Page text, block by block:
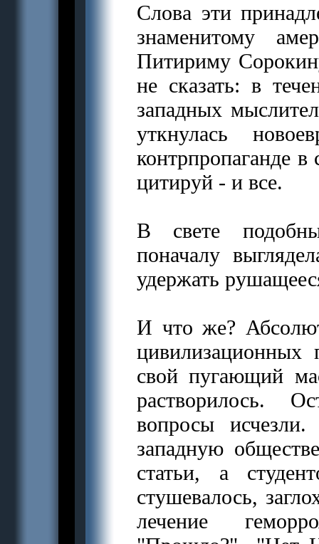
Слова эти
знаменитому
Питириму
не сказать: в
западных
уткнулась
контрпропаганде в
цитируй - и все.
В свете
поначалу
удержать
И что же?
свой пугающий
растворилось.
вопросы
западную
статьи, а
стушевалось,
лечение